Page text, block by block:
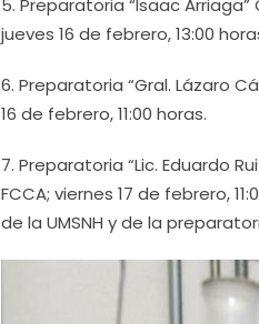
5. Preparatoria “Isaac Arriaga”
jueves 16 de febrero, 13:00
6. Preparatoria “Gral. Lázaro
16 de febrero, 11:00 horas.
7. Preparatoria “Lic. Eduardo
FCCA; viernes 17 de febrero,
de la UMSNH y de la